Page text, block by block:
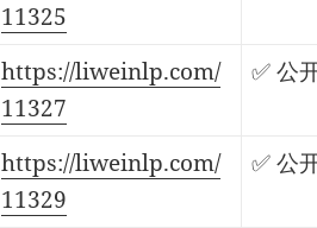
11325
https://liweinlp.com/
11327
✅ 公
https://liweinlp.com/
11329
✅ 公